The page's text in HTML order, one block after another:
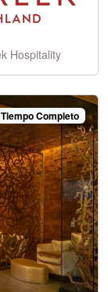
Hospitality
Tiempo Completo